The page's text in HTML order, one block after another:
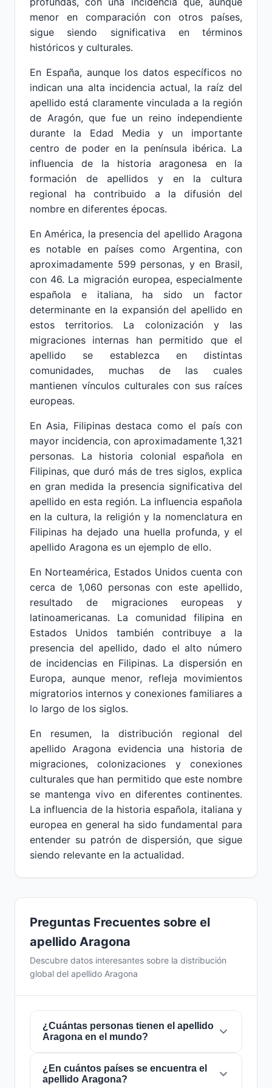
menor en comparación con otros países,
sigue siendo significativa en términos
históricos y culturales.
En España, aunque los datos específicos no
indican una alta incidencia actual, la raíz del
apellido está claramente vinculada a la región
de Aragón, que fue un reino independiente
durante la Edad Media y un importante
centro de poder en la península ibérica. La
influencia de la historia aragonesa en la
formación de apellidos y en la cultura
regional ha contribuido a la difusión del
nombre en diferentes épocas.
En América, la presencia del apellido Aragona
es notable en países como Argentina, con
aproximadamente 599 personas, y en Brasil,
con 46. La migración europea, especialmente
española e italiana, ha sido un factor
determinante en la expansión del apellido en
estos territorios. La colonización y las
migraciones internas han permitido que el
apellido se establezca en distintas
comunidades, muchas de las cuales
mantienen vínculos culturales con sus raíces
europeas.
En Asia, Filipinas destaca como el país con
mayor incidencia, con aproximadamente 1,321
personas. La historia colonial española en
Filipinas, que duró más de tres siglos, explica
en gran medida la presencia significativa del
apellido en esta región. La influencia española
en la cultura, la religión y la nomenclatura en
Filipinas ha dejado una huella profunda, y el
apellido Aragona es un ejemplo de ello.
En Norteamérica, Estados Unidos cuenta con
cerca de 1,060 personas con este apellido,
resultado de migraciones europeas y
latinoamericanas. La comunidad filipina en
Estados Unidos también contribuye a la
presencia del apellido, dado el alto número
de incidencias en Filipinas. La dispersión en
Europa, aunque menor, refleja movimientos
migratorios internos y conexiones familiares a
lo largo de los siglos.
En resumen, la distribución regional del
apellido Aragona evidencia una historia de
migraciones, colonizaciones y conexiones
culturales que han permitido que este nombre
se mantenga vivo en diferentes continentes.
La influencia de la historia española, italiana y
europea en general ha sido fundamental para
entender su patrón de dispersión, que sigue
siendo relevante en la actualidad.
Preguntas Frecuentes sobre el
apellido Aragona
Descubre datos interesantes sobre la distribución
global del apellido Aragona
¿Cuántas personas tienen el apellido
Aragona en el mundo?
Actualmente hay aproximadamente5.387
personascon el apellido
¿En cuántos países se encuentra el
apellido Aragona?